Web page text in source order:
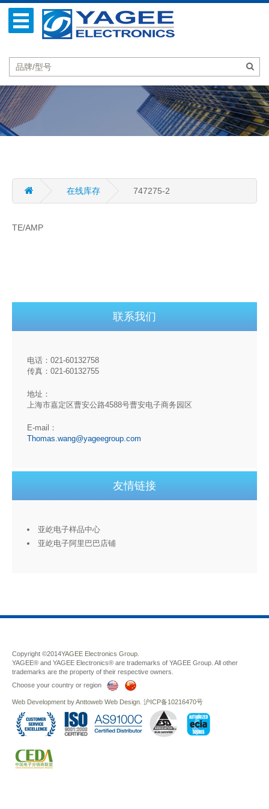
在线库存 747275-2
TE/AMP
联系我们
电话：021-60132758
传真：021-60132755
地址：
上海市嘉定区曹安公路4588号曹安电子商务园区
E-mail：
Thomas.wang@yageegroup.com
友情链接
亚屹电子样品中心
亚屹电子阿里巴巴店铺
Copyright ©2014YAGEE Electronics Group.
YAGEE® and YAGEE Electronics® are trademarks of YAGEE Group. All other
trademarks are the property of their respective owners.
Choose your country or region
Web Development byAnttoweb Web Design 沪ICP备10216470号